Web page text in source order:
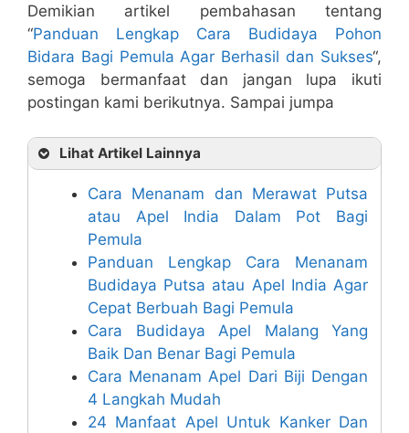
Demikian artikel pembahasan tentang
“Panduan Lengkap Cara Budidaya Pohon
Bidara Bagi Pemula Agar Berhasil dan Sukses“,
semoga bermanfaat dan jangan lupa ikuti
postingan kami berikutnya. Sampai jumpa
Lihat Artikel Lainnya
Cara Menanam dan Merawat Putsa
atau Apel India Dalam Pot Bagi
Pemula
Panduan Lengkap Cara Menanam
Budidaya Putsa atau Apel India Agar
Cepat Berbuah Bagi Pemula
Cara Budidaya Apel Malang Yang
Baik Dan Benar Bagi Pemula
Cara Menanam Apel Dari Biji Dengan
4 Langkah Mudah
24 Manfaat Apel Untuk Kanker Dan